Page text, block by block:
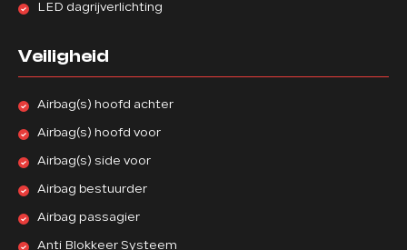
LED dagrijverlichting
Veiligheid
Airbag(s) hoofd achter
Airbag(s) hoofd voor
Airbag(s) side voor
Airbag bestuurder
Airbag passagier
Anti Blokkeer Systeem